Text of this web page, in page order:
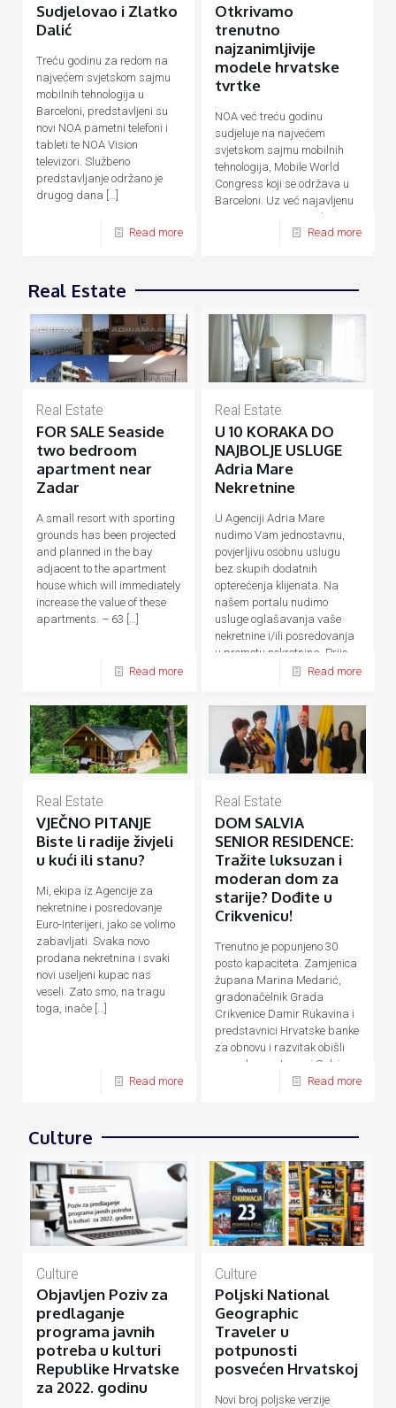
Sudjelovao i Zlatko
Dalić
Treću godinu za redom na
najvećem svjetskom sajmu
mobilnih tehnologija u
Barceloni, predstavljeni su
novi NOA pametni telefoni i
tableti te NOA Vision
televizori. Službeno
predstavljanje održano je
drugog dana […]
Read more
Otkrivamo
trenutno
najzanimljivije
modele hrvatske
tvrtke
NOA već treću godinu
sudjeluje na najvećem
svjetskom sajmu mobilnih
tehnologija, Mobile World
Congress koji se održava u
Barceloni. Uz već najavljenu
novu F seriju pametnih
uređaja temeljenu na AI[…]
Read more
Real Estate
Real Estate
FOR SALE Seaside
two bedroom
apartment near
Zadar
A small resort with sporting
grounds has been projected
and planned in the bay
adjacent to the apartment
house which will immediately
increase the value of these
apartments. – 63 […]
Read more
Real Estate
U 10 KORAKA DO
NAJBOLJE USLUGE
Adria Mare
Nekretnine
U Agenciji Adria Mare
nudimo Vam jednostavnu,
povjerljivu osobnu uslugu
bez skupih dodatnih
opterećenja klijenata. Na
našem portalu nudimo
usluge oglašavanja vaše
nekretnine i/ili posredovanja
u prometu nekretnina. Prije,
Read more
Real Estate
VJEČNO PITANJE
Biste li radije živjeli
u kući ili stanu?
Mi, ekipa iz Agencije za
nekretnine i posredovanje
Euro-Interijeri, jako se volimo
zabavljati. Svaka novo
prodana nekretnina i svaki
novi useljeni kupac nas
veseli. Zato smo, na tragu
toga, inače […]
Read more
Real Estate
DOM SALVIA
SENIOR RESIDENCE:
Tražite luksuzan i
moderan dom za
starije? Dođite u
Crikvenicu!
Trenutno je popunjeno 30
posto kapaciteta. Zamjenica
župana Marina Medarić,
gradonačelnik Grada
Crikvenice Damir Rukavina i
predstavnici Hrvatske banke
za obnovu i razvitak obišli
su nedavno otvoreni Salvia
Senior Residence, […]
Read more
Culture
Culture
Objavljen Poziv za
predlaganje
programa javnih
potreba u kulturi
Republike Hrvatske
za 2022. godinu
Culture
Poljski National
Geographic
Traveler u
potpunosti
posvećen Hrvatskoj
Novi broj poljske verzije